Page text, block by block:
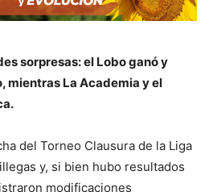
sorpresas: el Lobo ganó y
mientras La Academia y el
del Torneo Clausura de la Liga
y, si bien hubo resultados
modificaciones